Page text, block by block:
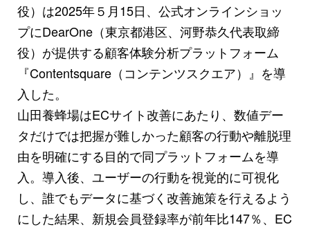
役）は2025年５月15日、公式オンラインショッ
プにDearOne（東京都港区、河野恭久代表取締
役）が提供する顧客体験分析プラットフォーム
『Contentsquare（コンテンツスクエア）』を導
入した。
山田養蜂場はECサイト改善にあたり、数値デー
タだけでは把握が難しかった顧客の行動や離脱理
由を明確にする目的で同プラットフォームを導
入。導入後、ユーザーの行動を視覚的に可視化
し、誰でもデータに基づく改善施策を行えるよう
にした結果、新規会員登録率が前年比147％、EC